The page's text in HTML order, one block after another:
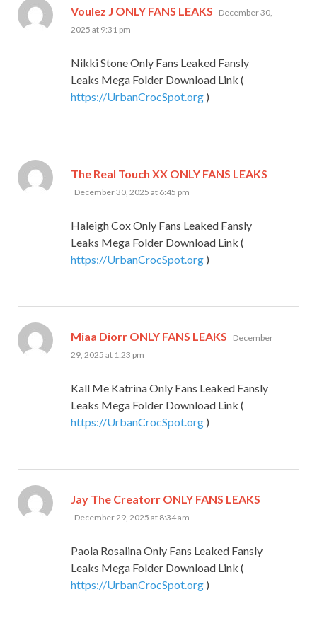
Voulez J ONLY FANS LEAKS says:
December 30,
2025 at 9:31 pm
Nikki Stone Only Fans Leaked Fansly
Leaks Mega Folder Download Link (
https://UrbanCrocSpot.org )
The Real Touch XX ONLY FANS LEAKS
December 30, 2025 at 6:45 pm
Haleigh Cox Only Fans Leaked Fansly
Leaks Mega Folder Download Link (
https://UrbanCrocSpot.org )
Miaa Diorr ONLY FANS LEAKS says:
December
29, 2025 at 1:23 pm
Kall Me Katrina Only Fans Leaked Fansly
Leaks Mega Folder Download Link (
https://UrbanCrocSpot.org )
Jay The Creatorr ONLY FANS LEAKS
December 29, 2025 at 8:34 am
Paola Rosalina Only Fans Leaked Fansly
Leaks Mega Folder Download Link (
https://UrbanCrocSpot.org )